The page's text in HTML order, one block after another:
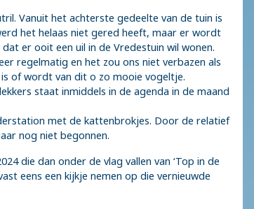
Vanuit het achterste gedeelte van de tuin is
het helaas niet gered heeft, maar er wordt
er ooit een uil in de Vredestuin wil wonen.
regelmatig en het zou ons niet verbazen als
of wordt van dit o zo mooie vogeltje.
staat inmiddels in de agenda in de maand
met de kattenbrokjes. Door de relatief
nog niet begonnen.
die dan onder de vlag vallen van ‘Top in de
eens een kijkje nemen op die vernieuwde